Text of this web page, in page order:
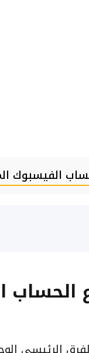
الفيسبوك